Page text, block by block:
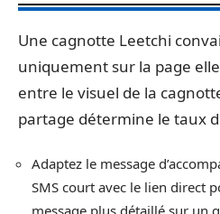
Une cagnotte Leetchi
uniquement sur la page
entre le visuel de la
partage détermine le taux
Adaptez le message
SMS court avec le lien direct
message plus détaillé sur un